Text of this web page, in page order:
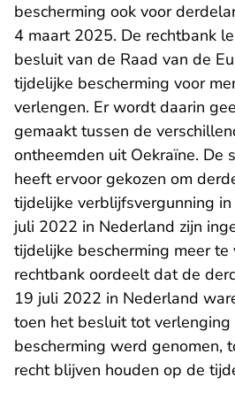
bescherming ook voor
4 maart 2025. De rechtbank
besluit van de Raad van de
tijdelijke bescherming voor
verlengen. Er wordt daarin
gemaakt tussen de
ontheemden uit Oekraïne. De
heeft ervoor gekozen om
tijdelijke verblijfsvergunning
juli 2022 in Nederland zijn
tijdelijke bescherming meer te
rechtbank oordeelt dat de
19 juli 2022 in Nederland
toen het besluit tot
bescherming werd genomen,
recht blijven houden op de